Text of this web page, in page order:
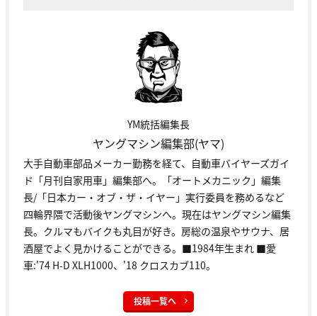
YM統括編集長
ヤングマシン編集部(ヤマ)
大手自動車部品メーカー勤務を経て、自動車バイヤーズガイ
ド「月刊自家用車」編集部へ。「オートメカニック」編集
長/「日本カー・オブ・ザ・イヤー」実行委員を務めるなど
四輪界隈で活動後ヤングマシンへ。現在はヤングマシン編集
長。クルマもバイクも丸目が好き。房総の温泉やサウナ、居
酒屋でよく見かけることができる。■1984年生まれ ■愛
車:'74 H-D XLH1000、'18 クロスカブ110。
投稿一覧へ